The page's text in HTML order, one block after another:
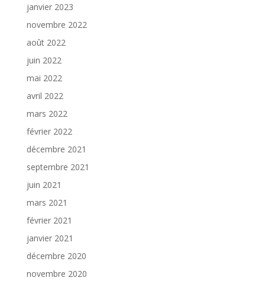
janvier 2023
novembre 2022
août 2022
juin 2022
mai 2022
avril 2022
mars 2022
février 2022
décembre 2021
septembre 2021
juin 2021
mars 2021
février 2021
janvier 2021
décembre 2020
novembre 2020